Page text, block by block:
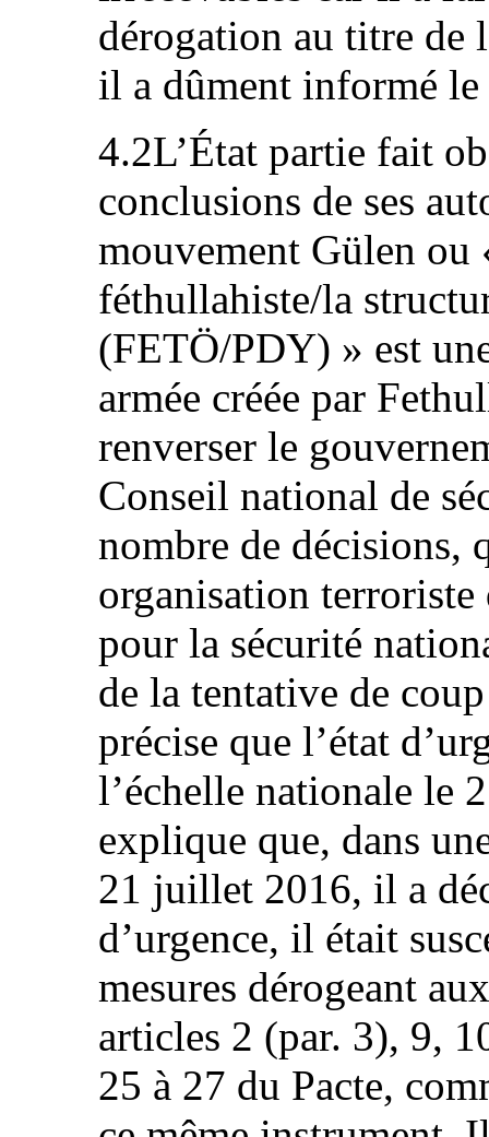
dérogation au titre de
il a dûment informé le
4.2L’État partie fait
conclusions de ses
mouvement Gülen ou
féthullahiste/la
(FETÖ/PDY) » est
armée créée par
renverser le
Conseil national de
nombre de décisions,
organisation
pour la sécurité
de la tentative de
précise que l’état
l’échelle nationale le
explique que, dans
21 juillet 2016, il a
d’urgence, il était
mesures dérogeant
articles 2 (par. 3), 9,
25 à 27 du Pacte,